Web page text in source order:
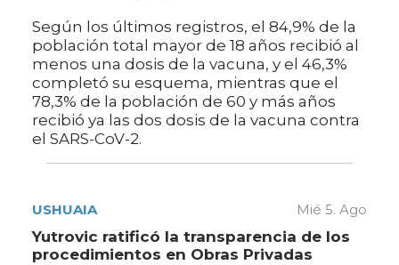
Según los últimos registros, el 84,9% de la
población total mayor de 18 años recibió al
menos una dosis de la vacuna, y el 46,3%
completó su esquema, mientras que el
78,3% de la población de 60 y más años
recibió ya las dos dosis de la vacuna contra
el SARS-CoV-2.
USHUAIA Mié 5. Ago
Yutrovic ratificó la transparencia de los
procedimientos en Obras Privadas